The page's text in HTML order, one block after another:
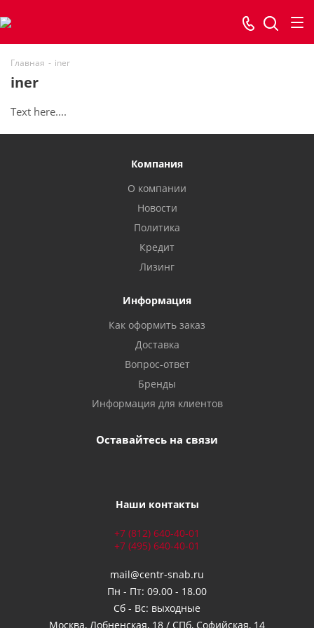
Главная - iner
iner
Text here....
Компания
О компании
Новости
Политика
Кредит
Лизинг
Информация
Как оформить заказ
Доставка
Вопрос-ответ
Бренды
Информация для клиентов
Оставайтесь на связи
Наши контакты
+7 (812) 640-40-01
+7 (495) 640-40-01
mail@centr-snab.ru
Пн - Пт: 09.00 - 18.00
Сб - Вс: выходные
Москва, Лобненская, 18 / СПб, Софийская, 14